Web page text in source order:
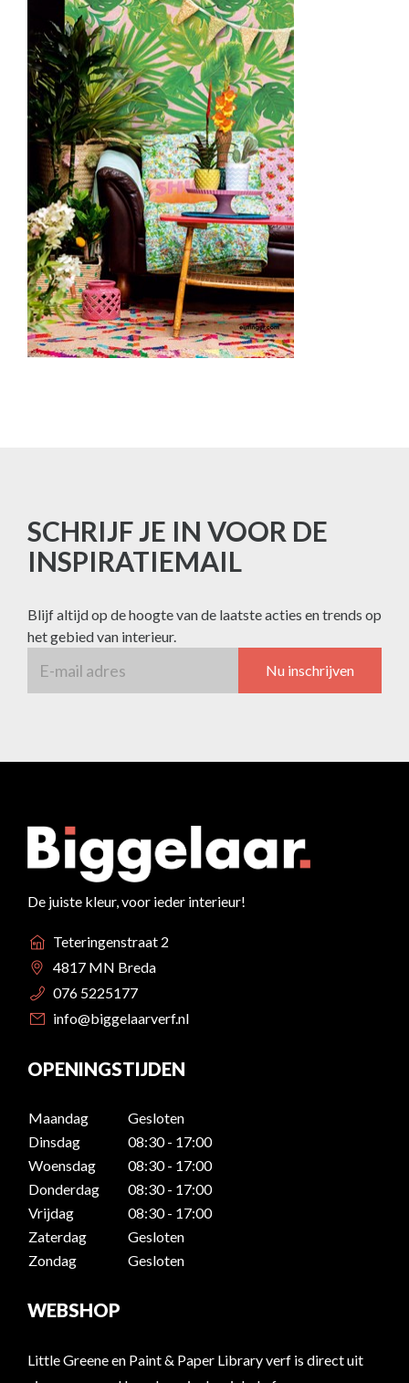
SCHRIJF JE IN VOOR DE
INSPIRATIEMAIL
Blijf altijd op de hoogte van de laatste acties en trends op
het gebied van interieur.
Nu inschrijven
De juiste kleur, voor ieder interieur!
Teteringenstraat 2
4817 MN Breda
076 5225177
info@biggelaarverf.nl
OPENINGSTIJDEN
Maandag
Gesloten
Dinsdag
08:30 - 17:00
Woensdag
08:30 - 17:00
Donderdag
08:30 - 17:00
Vrijdag
08:30 - 17:00
Zaterdag
Gesloten
Zondag
Gesloten
WEBSHOP
Little Greene en Paint & Paper Library verf is direct uit